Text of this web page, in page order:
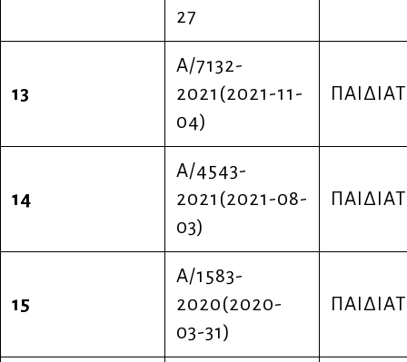
27
13
Α/7132-
2021(2021-11-
04)
14
Α/4543-
2021(2021-08-
03)
15
Α/1583-
2020(2020-
03-31)